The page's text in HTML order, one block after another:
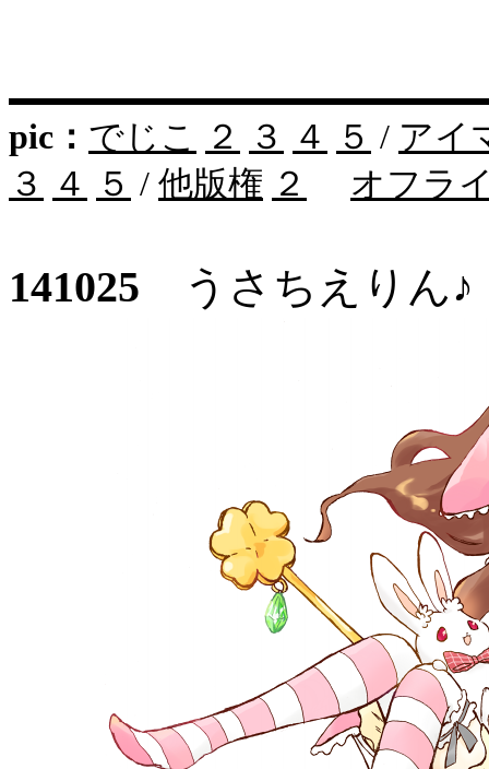
pic： でじこ ２ ３ ４ ５ / アイ
３
４ ５ / 他版権 ２ オフラ
141025 うさちえりん♪